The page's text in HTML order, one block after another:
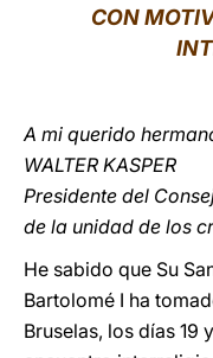
CON
A mi querido
WALTER KASPER
Presidente del
de la unidad de los
He sabido que Su
Bartolomé I ha
Bruselas, los días 19